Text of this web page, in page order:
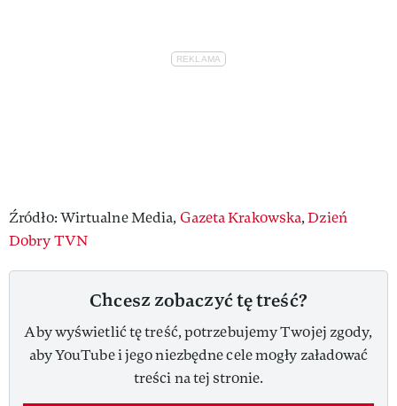
Źródło: Wirtualne Media, Gazeta Krakowska,Dzień
Dobry TVN
Chcesz zobaczyć tę treść?
Aby wyświetlić tę treść, potrzebujemy Twojej zgody,
aby YouTube i jego niezbędne cele mogły załadować
treści na tej stronie.